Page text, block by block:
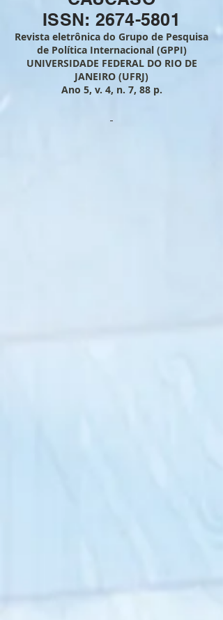
ISSN: 2674-5801
Revista eletrônica do Grupo de Pesquisa
de Política Internacional (GPPI)
UNIVERSIDADE FEDERAL DO RIO DE
JANEIRO (UFRJ)
Ano 5, v. 4, n. 7, 88 p.